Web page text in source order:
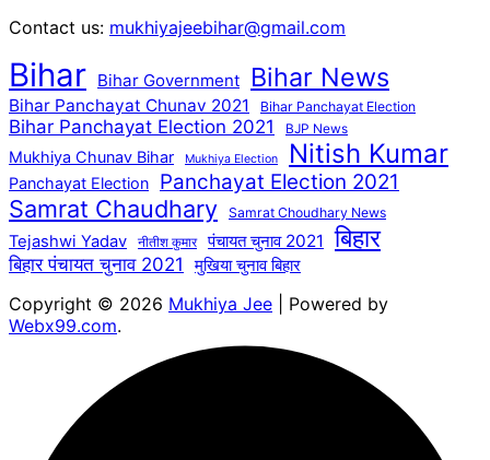
Contact us: mukhiyajeebihar@gmail.com
Bihar Bihar Government Bihar News
Bihar Panchayat Chunav 2021 Bihar Panchayat Election
Bihar Panchayat Election 2021 BJP News
Mukhiya Chunav Bihar Mukhiya Election Nitish Kumar
Panchayat Election Panchayat Election 2021
Samrat Chaudhary Samrat Choudhary News
Tejashwi Yadav नीतीश कुमार पंचायत चुनाव 2021 बिहार
बिहार पंचायत चुनाव 2021 मुखिया चुनाव बिहार
Copyright © 2026 Mukhiya Jee | Powered by
Webx99.com.